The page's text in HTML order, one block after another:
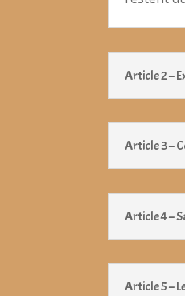
Article 2 –
Article 3 –
Article 4 –
Article 5 –